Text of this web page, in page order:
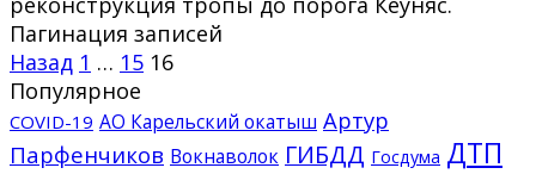
Пагинация записей
Назад 1 … 15 16
Популярное
COVID-19 АО Карельский окатыш Артур
Парфенчиков Вокнаволок ГИБДД Госдума ДТП